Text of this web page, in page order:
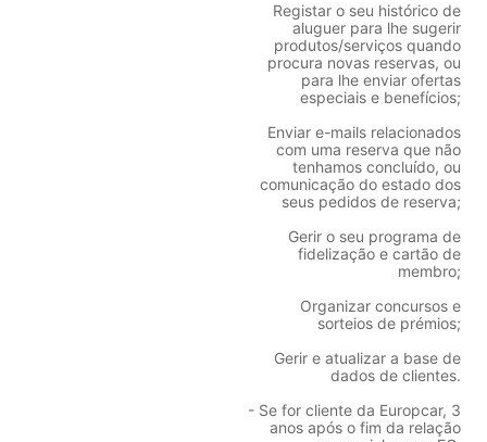
Registar o seu histórico de
aluguer para lhe sugerir
produtos/serviços quando
procura novas reservas, ou
para lhe enviar ofertas
especiais e benefícios;
Enviar e-mails relacionados
com uma reserva que não
tenhamos concluído, ou
comunicação do estado dos
seus pedidos de reserva;
Gerir o seu programa de
fidelização e cartão de
membro;
Organizar concursos e
sorteios de prémios;
Gerir e atualizar a base de
dados de clientes.
- Se for cliente da Europcar, 3
anos após o fim da relação